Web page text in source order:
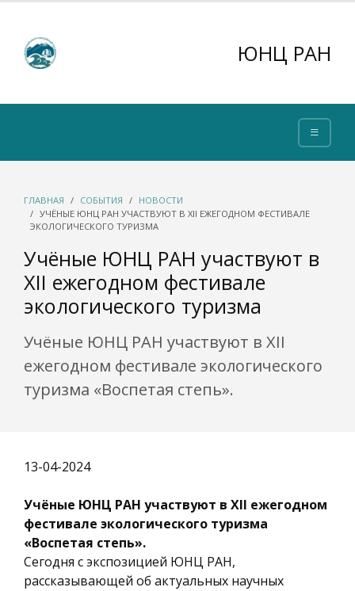
ЮНЦ РАН
ГЛАВНАЯ СОБЫТИЯ
НОВОСТИ
УЧЁНЫЕ ЮНЦ РАН УЧАСТВУЮТ В ХII ЕЖЕГОДНОМ ФЕСТИВАЛЕ
ЭКОЛОГИЧЕСКОГО ТУРИЗМА
Учёные ЮНЦ РАН участвуют в
ХII ежегодном фестивале
экологического туризма
Учёные ЮНЦ РАН участвуют в ХII
ежегодном фестивале экологического
туризма «Воспетая степь».
13-04-2024
Учёные ЮНЦ РАН участвуют в ХII ежегодном
фестивале экологического туризма
«Воспетая степь».
Сегодня с экспозицией ЮНЦ РАН,
рассказывающей об актуальных научных